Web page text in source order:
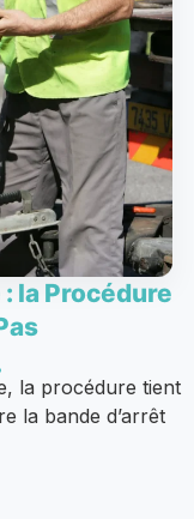
la Procédure
la procédure tient
la bande d’arrêt